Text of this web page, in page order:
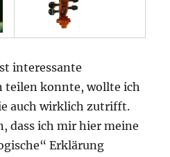
interessante
konnte, wollte ich
auch wirklich zutrifft.
dass ich mir hier meine
Erklärung